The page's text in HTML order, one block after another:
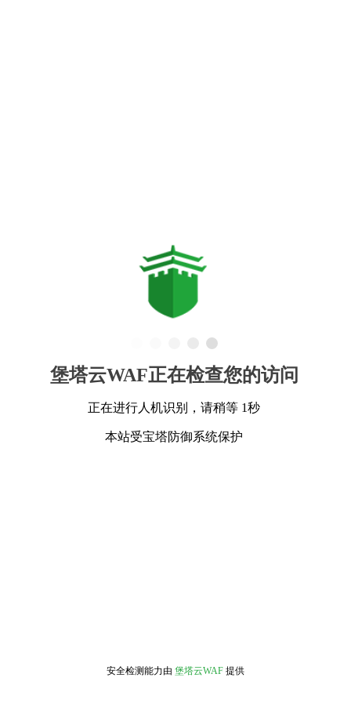
堡塔云WAF正在检查您的访问
正在进行人机识别，请稍等 1秒
本站受宝塔防御系统保护
安全检测能力由 堡塔云WAF 提供